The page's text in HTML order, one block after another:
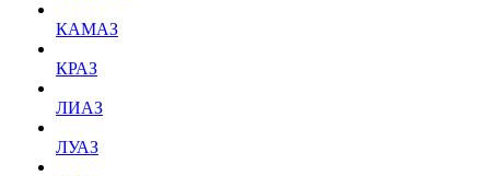
КАМАЗ
КРАЗ
ЛИАЗ
ЛУАЗ